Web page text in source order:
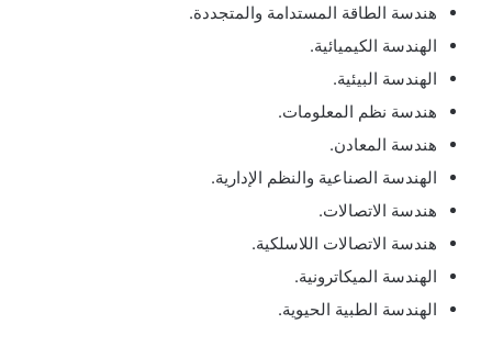
هندسة الطاقة المستدامة والمتجددة.
الهندسة الكيميائية.
الهندسة البيئية.
هندسة نظم المعلومات.
هندسة المعادن.
الهندسة الصناعية والنظم الإدارية.
هندسة الاتصالات.
هندسة الاتصالات اللاسلكية.
الهندسة الميكاترونية.
الهندسة الطبية الحيوية.